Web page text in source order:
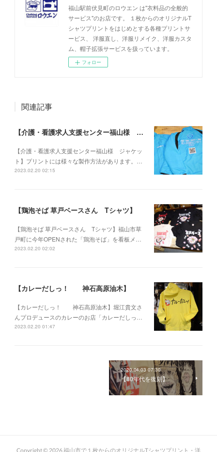
福山駅前伏見町のロウエン は"衣料品の全般的
サービス"のお店です。 １枚からのオリジナルT
シャツプリントをはじめとする各種プリントサ
ービス、 洋服直し、洋服リメイク、洋服カスタ
ム、帽子拡張サービスを扱っています。
フォロー
関連記事
【介護・看護求人支援センター福山様 ジャケット】
【介護・看護求人支援センター福山様 ジャケッ
ト】プリントには様々な製作方法があります。…
2023.02.20 02:15
【鶏泡そば 草戸ベースさん Tシャツ】
【鶏泡そば 草戸ベースさん Tシャツ】福山市草
戸町に今年OPENされた「鶏泡そば」を看板メ…
2023.02.20 02:02
【カレーだしっ！ 神石高原油木】
【カレーだしっ！ 神石高原油木】堀江貴文さ
んプロデュースのカレーのお店「カレーだしっ…
2023.02.20 01:47
2020.04.03 07:30
【80年代を復刻】
Copyright © 2026福山市で１枚からのオリジナルTシャツプリント・洋